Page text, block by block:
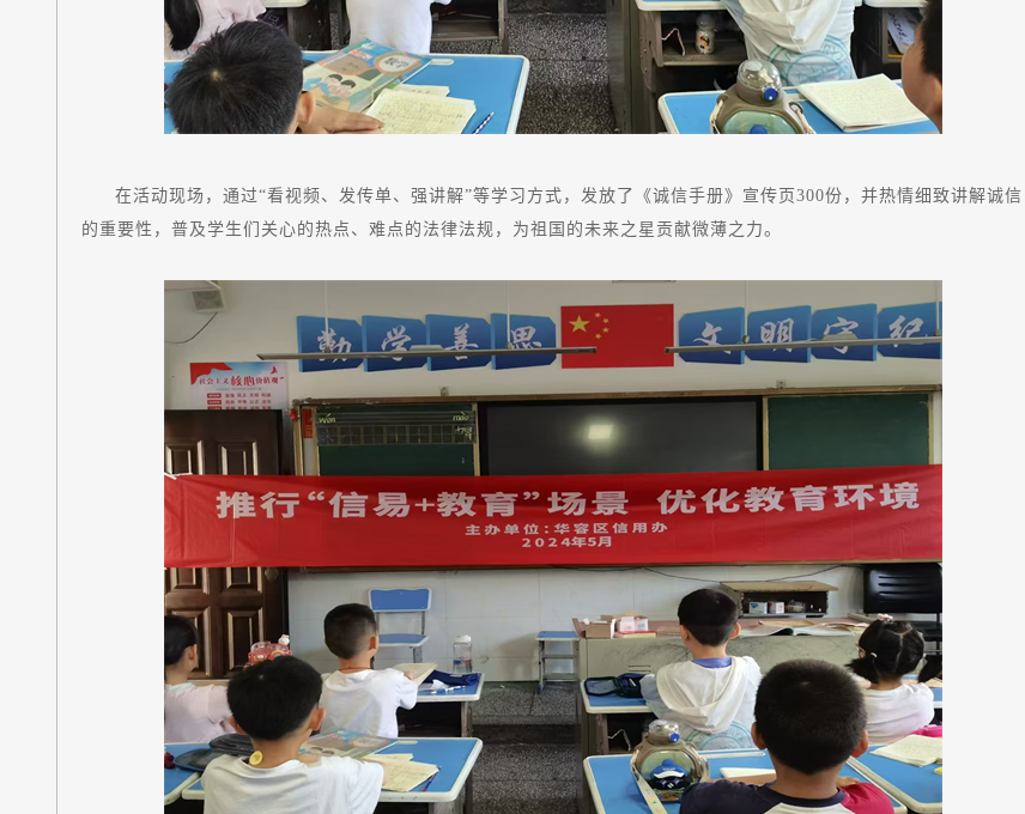
在活动现场，通过“看视频、发传单、强讲解”等学习方式，发放了《诚信手册》宣传页300份，并热情细致讲解诚信
的重要性，普及学生们关心的热点、难点的法律法规，为祖国的未来之星贡献微薄之力。